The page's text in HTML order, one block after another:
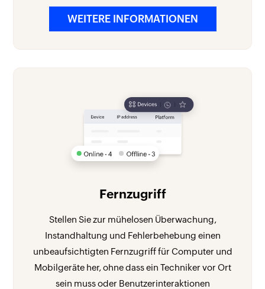
WEITERE INFORMATIONEN
Fernzugriff
Stellen Sie zur mühelosen Überwachung,
Instandhaltung und Fehlerbehebung einen
unbeaufsichtigten Fernzugriff für Computer und
Mobilgeräte her, ohne dass ein Techniker vor Ort
sein muss oder Benutzerinteraktionen